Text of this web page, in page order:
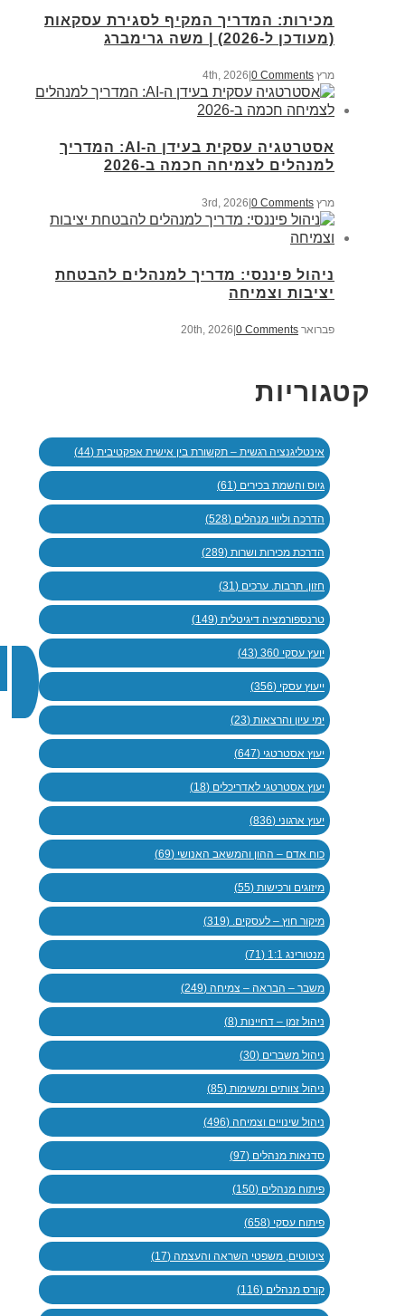
מכירות: המדריך המקיף לסגירת עסקאות
(מעודכן ל-2026) | משה גרימברג
מרץ 4th, 2026 0 Comments
אסטרטגיה עסקית בעידן ה-AI: המדריך
למנהלים לצמיחה חכמה ב-2026
מרץ 3rd, 2026 |0 Comments
ניהול פיננסי: מדריך למנהלים להבטחת
יציבות וצמיחה
פברואר 20th, 2026 0 Comments
קטגוריות
אינטליגנציה רגשית – תקשורת בין אישית אפקטיבית (44)
גיוס והשמת בכירים (61)
הדרכה וליווי מנהלים (528)
הדרכת מכירות ושרות (289)
חזון. תרבות. ערכים (31)
טרנספורמציה דיגיטלית (149)
יועץ עסקי 360 (43)
ייעוץ עסקי (356)
ימי עיון והרצאות (23)
יעוץ אסטרטגי (647)
יעוץ אסטרטגי לאדריכלים (18)
יעוץ ארגוני (836)
כוח אדם – ההון והמשאב האנושי (69)
מיזוגים ורכישות (55)
מיקור חוץ – לעסקים. (319)
מנטורינג 1:1 (71)
משבר – הבראה – צמיחה (249)
ניהול זמן – דחיינות (8)
ניהול משברים (30)
ניהול צוותים ומשימות (85)
ניהול שינויים וצמיחה (496)
סדנאות מנהלים (97)
פיתוח מנהלים (150)
פיתוח עסקי (658)
ציטוטים, משפטי השראה והעצמה (17)
קורס מנהלים (116)